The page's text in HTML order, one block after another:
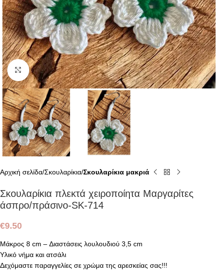
Click to enlarge
Αρχική σελίδα Σκουλαρίκια Σκουλαρίκια μακριά
Σκουλαρίκια πλεκτά χειροποίητα Μαργαρίτες
άσπρο/πράσινο-SK-714
€9.50
Mάκρος 8 cm – Διαστάσεις λουλουδιού 3,5 cm
Υλικό νήμα και ατσάλι
Δεχόμαστε παραγγελίες σε χρώμα της αρεσκείας σας!!!